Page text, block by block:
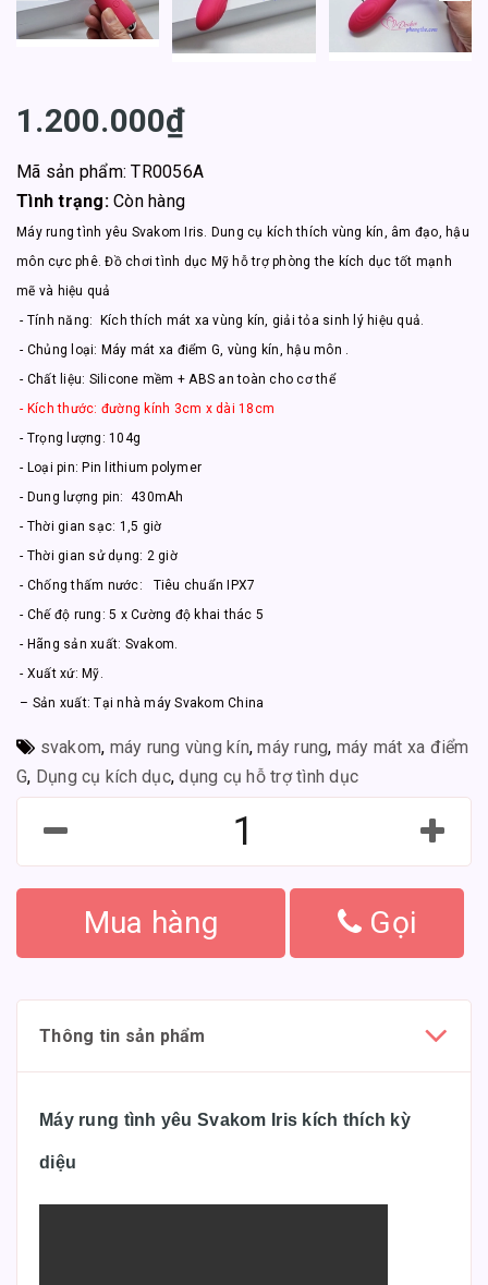
1.200.000₫
Mã sản phẩm: TR0056A
Tình trạng: Còn hàng
Máy rung tình yêu Svakom Iris. Dung cụ kích thích vùng kín, âm đạo, hậu
môn cực phê. Đồ chơi tình dục Mỹ hỗ trợ phòng the kích dục tốt mạnh
mẽ và hiệu quả
- Tính năng: Kích thích mát xa vùng kín, giải tỏa sinh lý hiệu quả.
- Chủng loại: Máy mát xa điểm G, vùng kín, hậu môn .
- Chất liệu: Silicone mềm + ABS an toàn cho cơ thể
- Kích thước: đường kính 3cm x dài 18cm
- Trọng lượng: 104g
- Loại pin: Pin lithium polymer
- Dung lượng pin: 430mAh
- Thời gian sạc: 1,5 giờ
- Thời gian sử dụng: 2 giờ
- Chống thấm nước: Tiêu chuẩn IPX7
- Chế độ rung: 5 x Cường độ khai thác 5
- Hãng sản xuất: Svakom.
- Xuất xứ: Mỹ.
– Sản xuất: Tại nhà máy Svakom China
svakom, máy rung vùng kín,máy rung, máy mát xa điểm
G, Dụng cụ kích dục,dụng cụ hỗ trợ tình dục
Mua hàng Gọi
Thông tin sản phẩm
Máy rung tình yêu Svakom Iris kích thích kỳ
diệu